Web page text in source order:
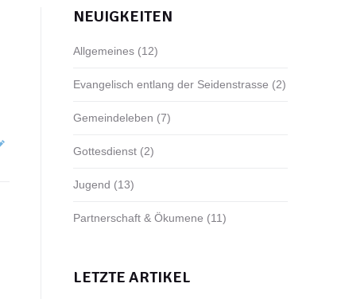
NEUIGKEITEN
Allgemeines (12)
Evangelisch entlang der Seidenstrasse (2)
Gemeindeleben (7)
Gottesdienst (2)
Jugend (13)
Partnerschaft & Ökumene (11)
LETZTE ARTIKEL